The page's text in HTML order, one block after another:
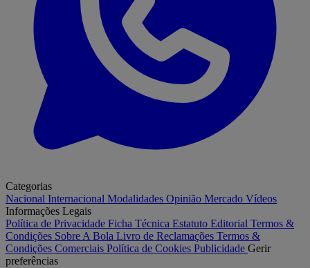
Categorias
Nacional Internacional Modalidades Opinião Mercado Vídeos
Informações Legais
Política de Privacidade Ficha Técnica Estatuto Editorial Termos &
Condições Sobre A Bola Livro de Reclamações Termos &
Condições Comerciais Política de Cookies Publicidade Gerir
preferências